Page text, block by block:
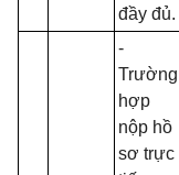
đầy đủ.
-
Trường
hợp
nộp hồ
sơ trực